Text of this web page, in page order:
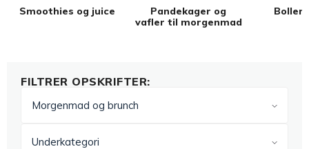
Smoothies og juice
Pandekager og
vafler til morgenmad
Boller
FILTRER OPSKRIFTER:
Morgenmad og brunch
Underkategori